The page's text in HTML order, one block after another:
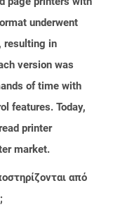
underwent
resulting in
version was
of time with
features. Today,
printer
market.
από